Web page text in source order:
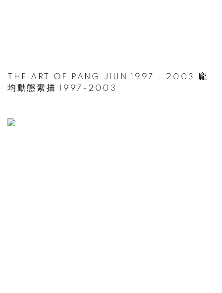
THE ART OF PANG JIUN 1997 - 2003 龐
均動態素描 1997-2003